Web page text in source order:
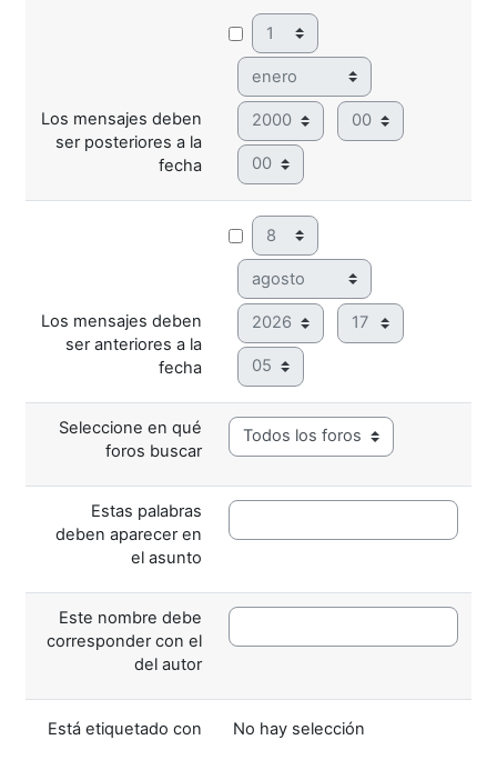
Los mensajes deben
ser posteriores a la
fecha
Día
Mes
Año Hora
Minuto
Los mensajes deben
ser anteriores a la
fecha
Día
Mes
Año Hora
Minuto
Seleccione en qué
foros buscar
Estas palabras
deben aparecer en
el asunto
Este nombre debe
corresponder con el
del autor
Está etiquetado con Ítems seleccioandos:
No hay selección